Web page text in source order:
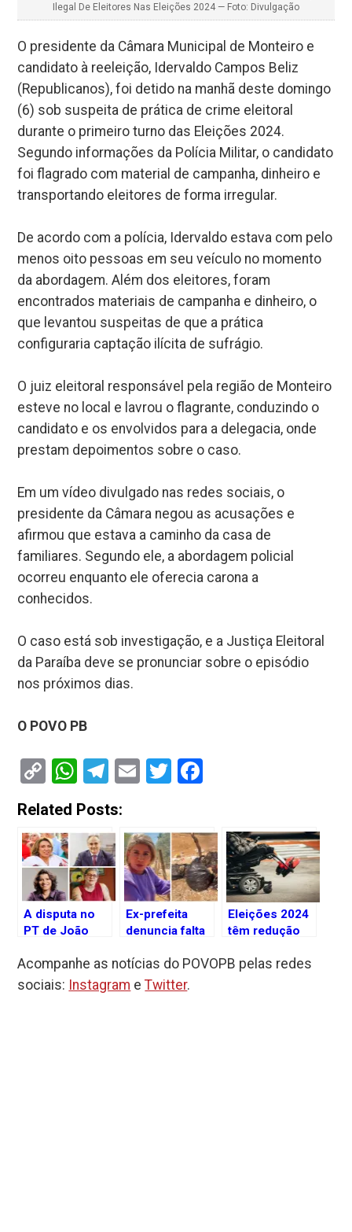
Ilegal De Eleitores Nas Eleições 2024 — Foto: Divulgação
O presidente da Câmara Municipal de Monteiro e
candidato à reeleição, Idervaldo Campos Beliz
(Republicanos), foi detido na manhã deste domingo
(6) sob suspeita de prática de crime eleitoral
durante o primeiro turno das Eleições 2024.
Segundo informações da Polícia Militar, o candidato
foi flagrado com material de campanha, dinheiro e
transportando eleitores de forma irregular.
De acordo com a polícia, Idervaldo estava com pelo
menos oito pessoas em seu veículo no momento
da abordagem. Além dos eleitores, foram
encontrados materiais de campanha e dinheiro, o
que levantou suspeitas de que a prática
configuraria captação ilícita de sufrágio.
O juiz eleitoral responsável pela região de Monteiro
esteve no local e lavrou o flagrante, conduzindo o
candidato e os envolvidos para a delegacia, onde
prestam depoimentos sobre o caso.
Em um vídeo divulgado nas redes sociais, o
presidente da Câmara negou as acusações e
afirmou que estava a caminho da casa de
familiares. Segundo ele, a abordagem policial
ocorreu enquanto ele oferecia carona a
conhecidos.
O caso está sob investigação, e a Justiça Eleitoral
da Paraíba deve se pronunciar sobre o episódio
nos próximos dias.
O POVO PB
Copy
Link
WhatsApp
Telegram
EmailTwitter
Related Posts:
A disputa no
PT de João
corrida
eleitoral de
Ex-prefeita
denuncia falta
de projeto de
resíduos
Eleições 2024
têm redução
candidatos
Acompanhe as notícias do POVOPB pelas redes
sociais: Instagram eTwitter.